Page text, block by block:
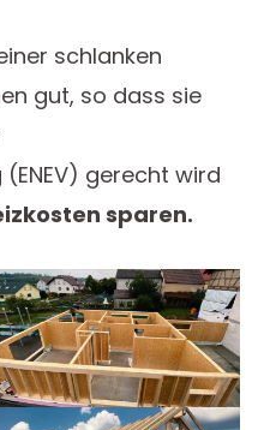
schlanken
gut, so dass sie
gerecht wird
sparen.